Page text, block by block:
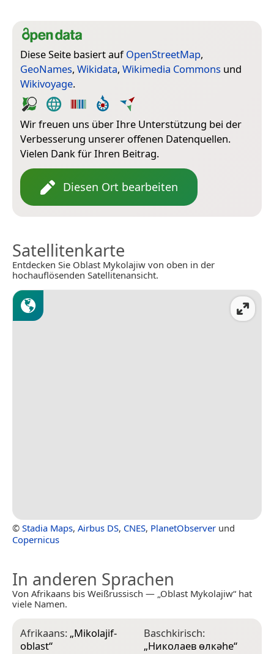
Diese Seite basiert aufOpenStreetMap,
GeoNames, Wikidata, Wikimedia Commons und
Wikivoyage.
Wir freuen uns über Ihre Unterstützung bei der
Verbesserung unserer offenen Datenquellen.
Vielen Dank für Ihren Beitrag.
Diesen Ort bearbeiten
Satellitenkarte
Entdecken Sie Oblast Mykolajiw von oben in der
hochauflösenden Satellitenansicht.
© Stadia Maps, Airbus DS, CNES, PlanetObserver und
Copernicus
In anderen Sprachen
Von Afrikaans bis Weißrussisch — „Oblast Mykolajiw“ hat
viele Namen.
Afrikaans: „Mikolajif-
oblast“
Baschkirisch:
„Николаев өлкәһе“